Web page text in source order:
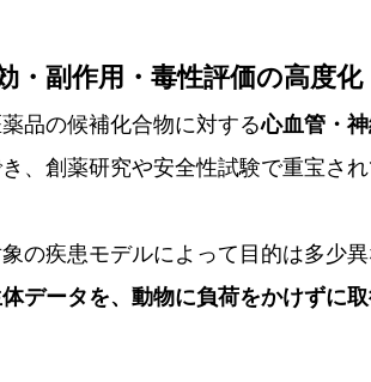
・副作用・毒性評価の高度化
品の候補化合物に対する心血管・
、創薬研究や安全性試験で重宝され
の疾患モデルによって目的は多少
データを、動物に負荷をかけずに